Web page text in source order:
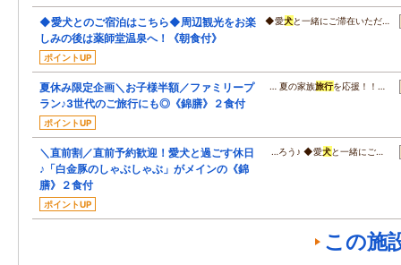
◆愛犬とのご宿泊はこちら◆周辺観光をお楽
しみの後は薬師堂温泉へ！《朝食付》
ポイントUP
◆愛犬と一緒にご滞在いただ…
夏休み限定企画＼お子様半額／ファミリープ
ラン♪3世代のご旅行にも◎《錦膳》２食付
ポイントUP
… 夏の家族旅行を応援！！…
＼直前割／直前予約歓迎！愛犬と過ごす休日
♪「白金豚のしゃぶしゃぶ」がメインの《錦
膳》２食付
ポイントUP
…ろう♪ ◆愛犬と一緒にご…
この施